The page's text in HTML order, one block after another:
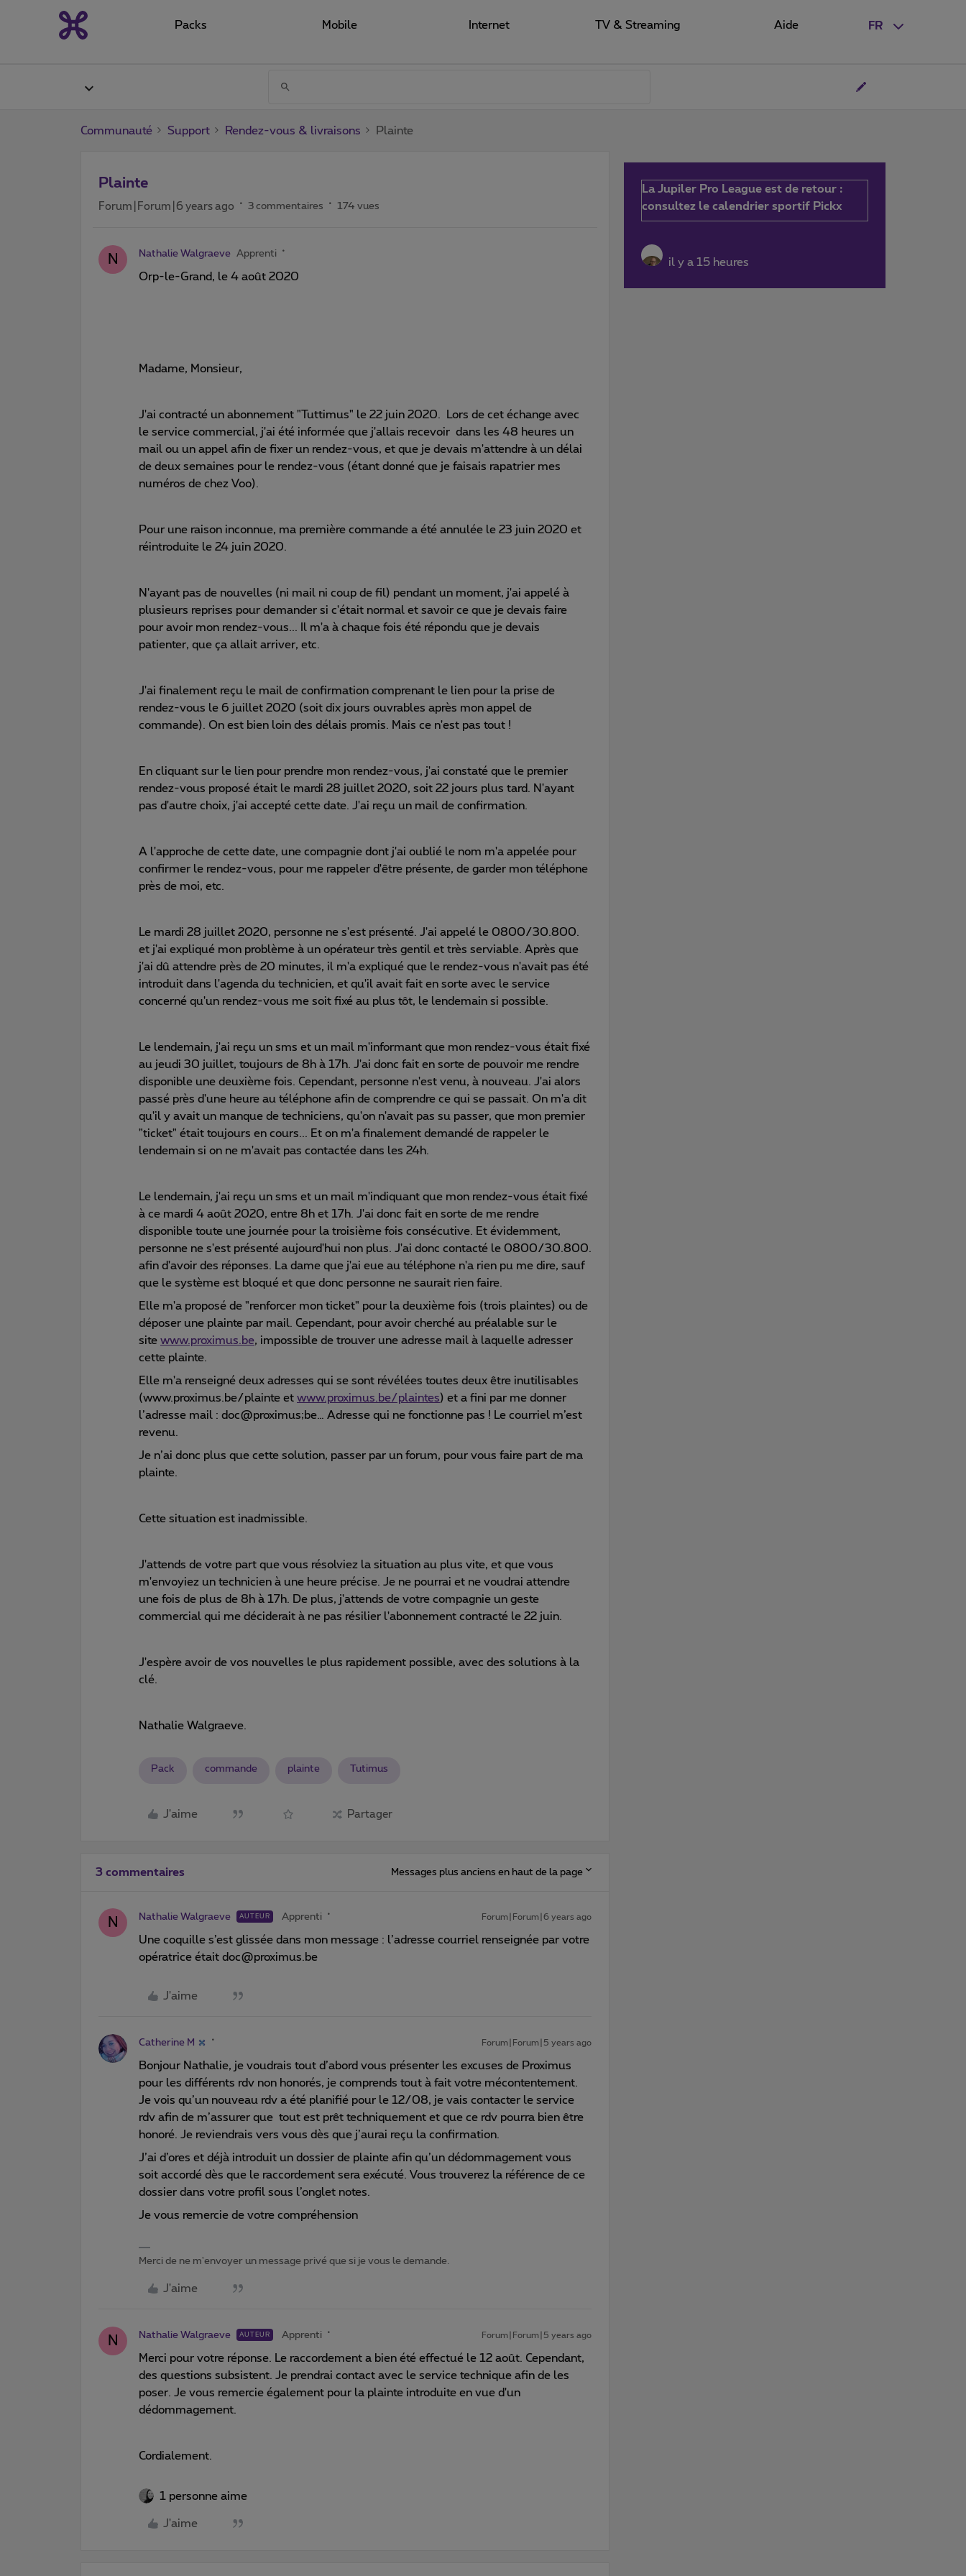
FR
Packs Mobile Internet TV & Streaming Aide
Communauté Support Rendez-vous & livraisons Plainte
Plainte
Forum|Forum|6 years ago 3 commentaires 174 vues
N Nathalie Walgraeve Apprenti
Orp-le-Grand, le 4 août 2020
Madame, Monsieur,
J'ai contracté un abonnement "Tuttimus" le 22 juin 2020. Lors de cet échange avec
le service commercial, j'ai été informée que j'allais recevoir dans les 48 heures un
mail ou un appel afin de fixer un rendez-vous, et que je devais m'attendre à un délai
de deux semaines pour le rendez-vous (étant donné que je faisais rapatrier mes
numéros de chez Voo).
Pour une raison inconnue, ma première commande a été annulée le 23 juin 2020 et
réintroduite le 24 juin 2020.
N'ayant pas de nouvelles (ni mail ni coup de fil) pendant un moment, j'ai appelé à
plusieurs reprises pour demander si c'était normal et savoir ce que je devais faire
pour avoir mon rendez-vous... Il m'a à chaque fois été répondu que je devais
patienter, que ça allait arriver, etc.
J'ai finalement reçu le mail de confirmation comprenant le lien pour la prise de
rendez-vous le 6 juillet 2020 (soit dix jours ouvrables après mon appel de
commande). On est bien loin des délais promis. Mais ce n'est pas tout !
En cliquant sur le lien pour prendre mon rendez-vous, j'ai constaté que le premier
rendez-vous proposé était le mardi 28 juillet 2020, soit 22 jours plus tard. N'ayant
pas d'autre choix, j'ai accepté cette date. J'ai reçu un mail de confirmation.
A l'approche de cette date, une compagnie dont j'ai oublié le nom m'a appelée pour
confirmer le rendez-vous, pour me rappeler d'être présente, de garder mon téléphone
près de moi, etc.
Le mardi 28 juillet 2020, personne ne s'est présenté. J'ai appelé le 0800/30.800.
et j'ai expliqué mon problème à un opérateur très gentil et très serviable. Après que
j'ai dû attendre près de 20 minutes, il m'a expliqué que le rendez-vous n'avait pas été
introduit dans l'agenda du technicien, et qu'il avait fait en sorte avec le service
concerné qu'un rendez-vous me soit fixé au plus tôt, le lendemain si possible.
Le lendemain, j'ai reçu un sms et un mail m'informant que mon rendez-vous était fixé
au jeudi 30 juillet, toujours de 8h à 17h. J'ai donc fait en sorte de pouvoir me rendre
disponible une deuxième fois. Cependant, personne n'est venu, à nouveau. J'ai alors
passé près d'une heure au téléphone afin de comprendre ce qui se passait. On m'a dit
qu'il y avait un manque de techniciens, qu'on n'avait pas su passer, que mon premier
"ticket" était toujours en cours... Et on m'a finalement demandé de rappeler le
lendemain si on ne m'avait pas contactée dans les 24h.
Le lendemain, j'ai reçu un sms et un mail m'indiquant que mon rendez-vous était fixé
à ce mardi 4 août 2020, entre 8h et 17h. J'ai donc fait en sorte de me rendre
disponible toute une journée pour la troisième fois consécutive. Et évidemment,
personne ne s'est présenté aujourd'hui non plus. J'ai donc contacté le 0800/30.800.
afin d'avoir des réponses. La dame que j'ai eue au téléphone n'a rien pu me dire, sauf
que le système est bloqué et que donc personne ne saurait rien faire.
Elle m'a proposé de "renforcer mon ticket" pour la deuxième fois (trois plaintes) ou de
déposer une plainte par mail. Cependant, pour avoir cherché au préalable sur le
site www.proximus.be, impossible de trouver une adresse mail à laquelle adresser
cette plainte.
Elle m'a renseigné deux adresses qui se sont révélées toutes deux être inutilisables
(www.proximus.be/plainte et www.proximus.be/plaintes) et a fini par me donner
l’adresse mail : doc@proximus;be… Adresse qui ne fonctionne pas ! Le courriel m’est
revenu.
Je n’ai donc plus que cette solution, passer par un forum, pour vous faire part de ma
plainte.
Cette situation est inadmissible.
J'attends de votre part que vous résolviez la situation au plus vite, et que vous
m'envoyiez un technicien à une heure précise. Je ne pourrai et ne voudrai attendre
une fois de plus de 8h à 17h. De plus, j'attends de votre compagnie un geste
commercial qui me déciderait à ne pas résilier l'abonnement contracté le 22 juin.
J'espère avoir de vos nouvelles le plus rapidement possible, avec des solutions à la
clé.
Nathalie Walgraeve.
Pack commande plainte Tutimus
J'aime Partager
3 commentaires Messages plus anciens en haut de la page
N Nathalie Walgraeve AUTEUR Apprenti Forum|Forum|6 years ago
Une coquille s’est glissée dans mon message : l’adresse courriel renseignée par votre
opératrice était doc@proximus.be
J'aime
Catherine M Forum|Forum|5 years ago
Bonjour Nathalie, je voudrais tout d’abord vous présenter les excuses de Proximus
pour les différents rdv non honorés, je comprends tout à fait votre mécontentement.
Je vois qu’un nouveau rdv a été planifié pour le 12/08, je vais contacter le service
rdv afin de m’assurer que tout est prêt techniquement et que ce rdv pourra bien être
honoré. Je reviendrais vers vous dès que j’aurai reçu la confirmation.
J’ai d’ores et déjà introduit un dossier de plainte afin qu’un dédommagement vous
soit accordé dès que le raccordement sera exécuté. Vous trouverez la référence de ce
dossier dans votre profil sous l’onglet notes.
Je vous remercie de votre compréhension
Merci de ne m'envoyer un message privé que si je vous le demande.
J'aime
N Nathalie Walgraeve AUTEUR Apprenti Forum|Forum|5 years ago
Merci pour votre réponse. Le raccordement a bien été effectué le 12 août. Cependant,
des questions subsistent. Je prendrai contact avec le service technique afin de les
poser. Je vous remercie également pour la plainte introduite en vue d'un
dédommagement.
Cordialement.
1 personne aime
J'aime
La Jupiler Pro League est de retour :
consultez le calendrier sportif Pickx
il y a 15 heures